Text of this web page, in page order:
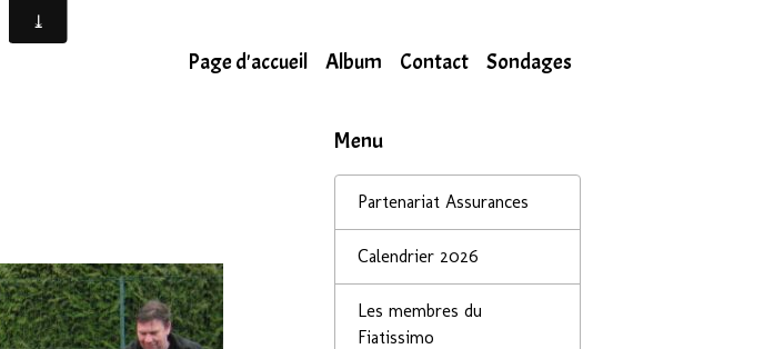
Page d'accueil Album Contact Sondages
Menu
Partenariat Assurances
Calendrier 2026
Les membres du
Fiatissimo